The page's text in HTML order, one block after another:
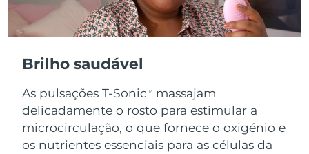
Brilho saudável
As pulsações T-SonicTM
massajam
delicadamente o rosto para estimular a
microcirculação, o que fornece o oxigénio e
os nutrientes essenciais para as células da